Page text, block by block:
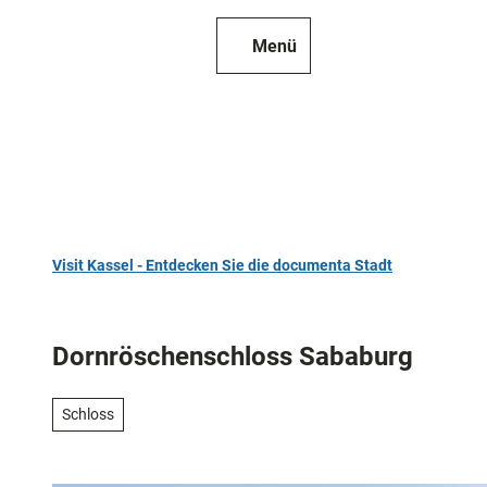
Menü
Visit Kassel - Entdecken Sie die documenta Stadt
Dornröschenschloss Sababurg
Schloss